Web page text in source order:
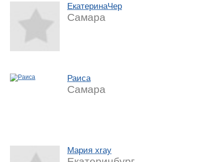
ЕкатеринаЧер
Самара
Раиса
Самара
Мария xray